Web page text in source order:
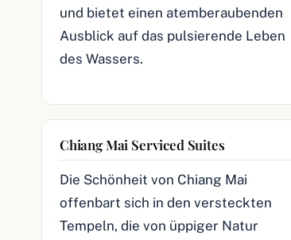
und bietet einen atemberaubenden
Ausblick auf das pulsierende Leben
des Wassers.
Chiang Mai Serviced Suites
Die Schönheit von Chiang Mai
offenbart sich in den versteckten
Tempeln, die von üppiger Natur